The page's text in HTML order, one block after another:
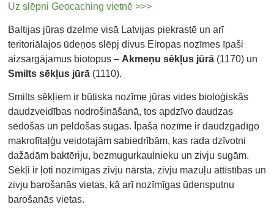
Uz slēpni Geocaching vietnē >>>
Baltijas jūras dzelme visā Latvijas piekrastē un arī
teritoriālajos ūdeņos slēpj divus Eiropas nozīmes īpaši
aizsargājamus biotopus – Akmeņu sēkļus jūrā (1170) un
Smilts sēkļus jūrā (1110).
Smilts sēkļiem ir būtiska nozīme jūras vides bioloģiskās
daudzveidības nodrošināšanā, tos apdzīvo daudzas
sēdošas un peldošas sugas. Īpaša nozīme ir daudzgadīgo
makrofītaļģu veidotajām sabiedrībām, kas rada dzīvotni
dažādām baktēriju, bezmugurkaulnieku un zivju sugām.
Sēkļi ir ļoti nozīmīgas zivju nārsta, zivju mazuļu attīstības un
zivju barošanās vietas, kā arī nozīmīgas ūdensputnu
barošanās vietas.